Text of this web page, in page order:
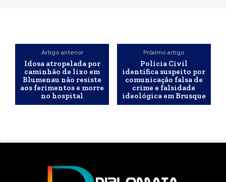
Artigo anterior
Idosa atropelada por
caminhão de lixo em
Blumenau não resiste
aos ferimentos e morre
no hospital
Próximo artigo
Polícia Civil
identifica suspeito por
comunicação falsa de
crime e falsidade
ideológica em Brusque